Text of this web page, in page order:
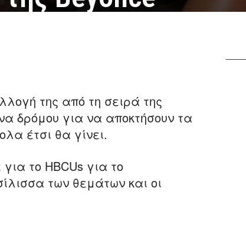
της από τη σειρά της
δρόμου για να αποκτήσουν τα
έτσι θα γίνει.
το HBCUs για το
των θεμάτων και οι